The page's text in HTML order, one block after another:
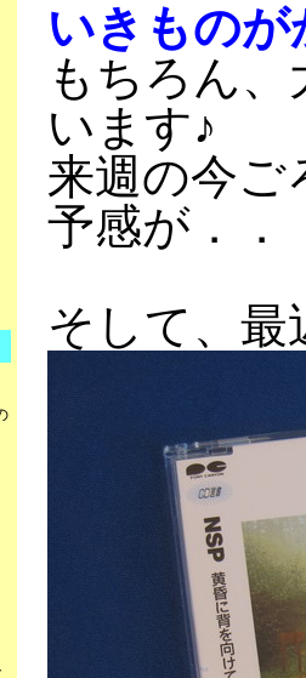
いきものが
もちろん
います♪
来週の今ご
予感が．．
そして、最